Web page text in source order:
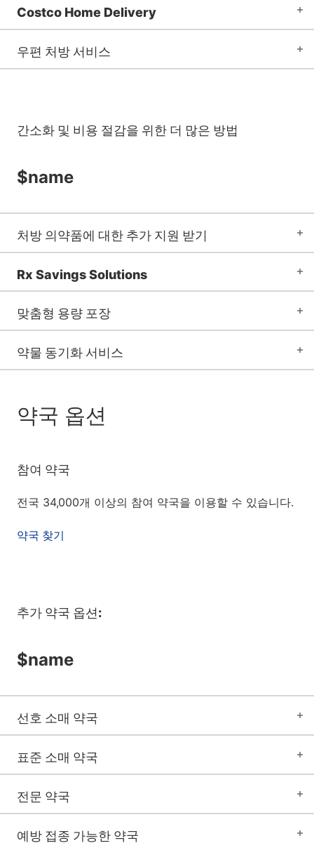
Costco Home Delivery
우편 처방 서비스
간소화 및 비용 절감을 위한 더 많은 방법
$name
처방 의약품에 대한 추가 지원 받기
Rx Savings Solutions
맞춤형 용량 포장
약물 동기화 서비스
약국 옵션
참여 약국
전국 34,000개 이상의 참여 약국을 이용할 수 있습니다.
약국 찾기
추가 약국 옵션:
$name
선호 소매 약국
표준 소매 약국
전문 약국
예방 접종 가능한 약국